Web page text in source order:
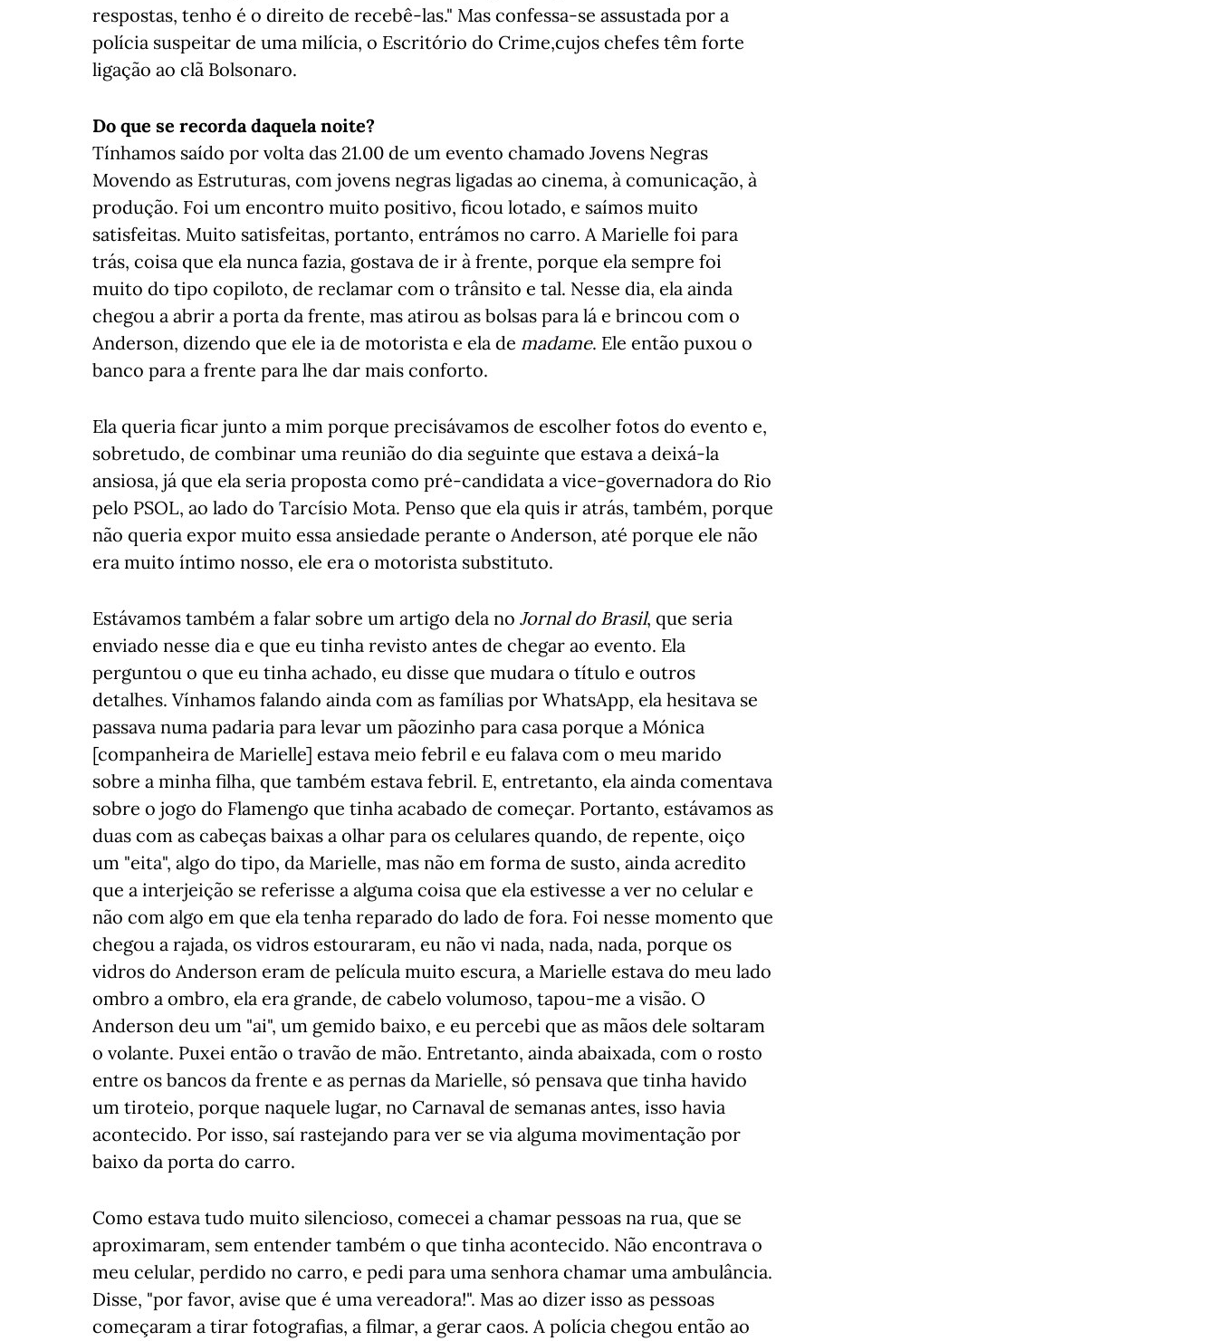
respostas, tenho é o direito de recebê-las." Mas confessa-se assustada por a
polícia suspeitar de uma milícia, o Escritório do Crime,cujos chefes têm forte
ligação ao clã Bolsonaro.
Do que se recorda daquela noite?
Tínhamos saído por volta das 21.00 de um evento chamado Jovens Negras
Movendo as Estruturas, com jovens negras ligadas ao cinema, à comunicação, à
produção. Foi um encontro muito positivo, ficou lotado, e saímos muito
satisfeitas. Muito satisfeitas, portanto, entrámos no carro. A Marielle foi para
trás, coisa que ela nunca fazia, gostava de ir à frente, porque ela sempre foi
muito do tipo copiloto, de reclamar com o trânsito e tal. Nesse dia, ela ainda
chegou a abrir a porta da frente, mas atirou as bolsas para lá e brincou com o
Anderson, dizendo que ele ia de motorista e ela de madame. Ele então puxou o
banco para a frente para lhe dar mais conforto.
Ela queria ficar junto a mim porque precisávamos de escolher fotos do evento e,
sobretudo, de combinar uma reunião do dia seguinte que estava a deixá-la
ansiosa, já que ela seria proposta como pré-candidata a vice-governadora do Rio
pelo PSOL, ao lado do Tarcísio Mota. Penso que ela quis ir atrás, também, porque
não queria expor muito essa ansiedade perante o Anderson, até porque ele não
era muito íntimo nosso, ele era o motorista substituto.
Estávamos também a falar sobre um artigo dela no Jornal do Brasil, que seria
enviado nesse dia e que eu tinha revisto antes de chegar ao evento. Ela
perguntou o que eu tinha achado, eu disse que mudara o título e outros
detalhes. Vínhamos falando ainda com as famílias por WhatsApp, ela hesitava se
passava numa padaria para levar um pãozinho para casa porque a Mónica
[companheira de Marielle] estava meio febril e eu falava com o meu marido
sobre a minha filha, que também estava febril. E, entretanto, ela ainda comentava
sobre o jogo do Flamengo que tinha acabado de começar. Portanto, estávamos as
duas com as cabeças baixas a olhar para os celulares quando, de repente, oiço
um "eita", algo do tipo, da Marielle, mas não em forma de susto, ainda acredito
que a interjeição se referisse a alguma coisa que ela estivesse a ver no celular e
não com algo em que ela tenha reparado do lado de fora. Foi nesse momento que
chegou a rajada, os vidros estouraram, eu não vi nada, nada, nada, porque os
vidros do Anderson eram de película muito escura, a Marielle estava do meu lado
ombro a ombro, ela era grande, de cabelo volumoso, tapou-me a visão. O
Anderson deu um "ai", um gemido baixo, e eu percebi que as mãos dele soltaram
o volante. Puxei então o travão de mão. Entretanto, ainda abaixada, com o rosto
entre os bancos da frente e as pernas da Marielle, só pensava que tinha havido
um tiroteio, porque naquele lugar, no Carnaval de semanas antes, isso havia
acontecido. Por isso, saí rastejando para ver se via alguma movimentação por
baixo da porta do carro.
Como estava tudo muito silencioso, comecei a chamar pessoas na rua, que se
aproximaram, sem entender também o que tinha acontecido. Não encontrava o
meu celular, perdido no carro, e pedi para uma senhora chamar uma ambulância.
Disse, "por favor, avise que é uma vereadora!". Mas ao dizer isso as pessoas
começaram a tirar fotografias, a filmar, a gerar caos. A polícia chegou então ao